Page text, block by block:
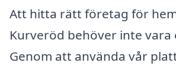
Att hitta rätt företag för
Kurveröd behöver inte vara
Genom att använda vår